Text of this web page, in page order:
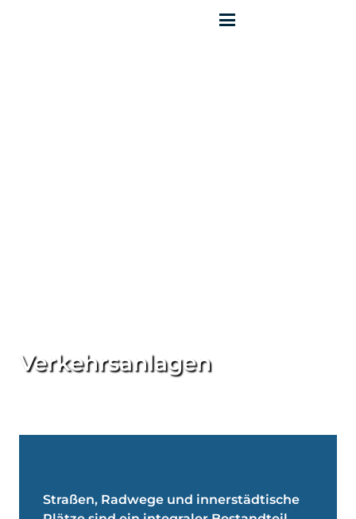
Verkehrsanlagen
Straßen, Radwege und innerstädtische